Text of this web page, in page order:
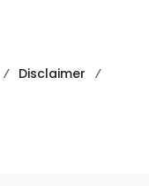
Disclaimer